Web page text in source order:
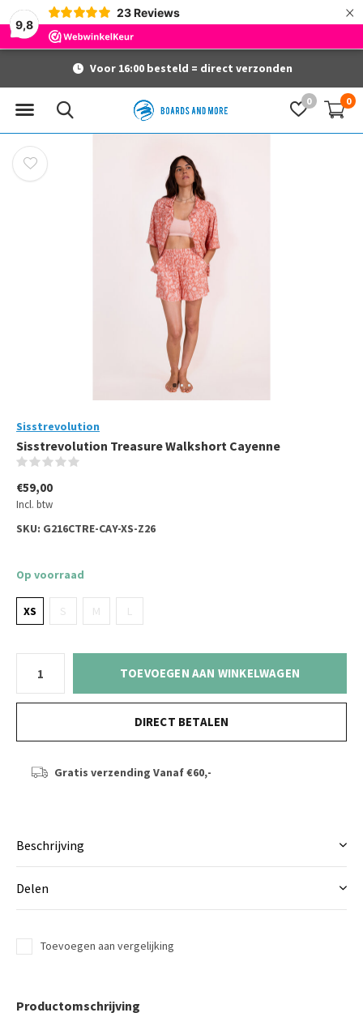
9,8
23 Reviews ×
0 0
Voor 16:00 besteld = direct verzonden
Sisstrevolution
Sisstrevolution Treasure Walkshort Cayenne
€59,00
Incl. btw
SKU: G216CTRE-CAY-XS-Z26
Op voorraad
XS S M L
TOEVOEGEN AAN WINKELWAGEN
DIRECT BETALEN
Gratis verzending Vanaf €60,-
Beschrijving
Delen
Toevoegen aan vergelijking
Productomschrijving